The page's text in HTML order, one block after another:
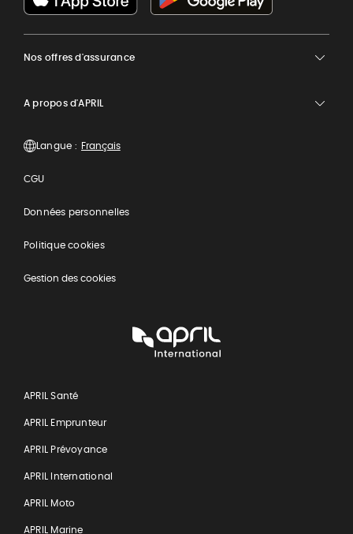
Nos offres d'assurance
A propos d'APRIL
Langue :
CGU
Données personnelles
Politique cookies
Gestion des cookies
International
APRIL Santé
APRIL Emprunteur
APRIL Prévoyance
APRIL International
APRIL Moto
APRIL Marine